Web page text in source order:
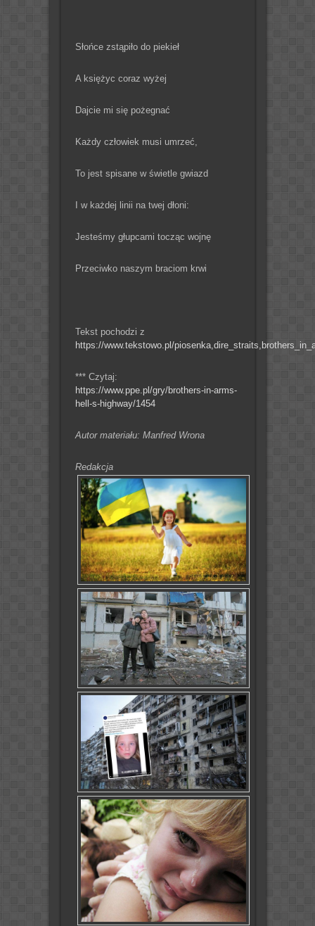
Słońce zstąpiło do piekieł
A księżyc coraz wyżej
Dajcie mi się pożegnać
Każdy człowiek musi umrzeć,
To jest spisane w świetle gwiazd
I w każdej linii na twej dłoni:
Jesteśmy głupcami tocząc wojnę
Przeciwko naszym braciom krwi
Tekst pochodzi z
https://www.tekstowo.pl/
*** Czytaj:
https://www.ppe.pl/gry/brothers-in-arms-
hell-s-highway/1454
Autor materiału: Manfred Wrona
Redakcja